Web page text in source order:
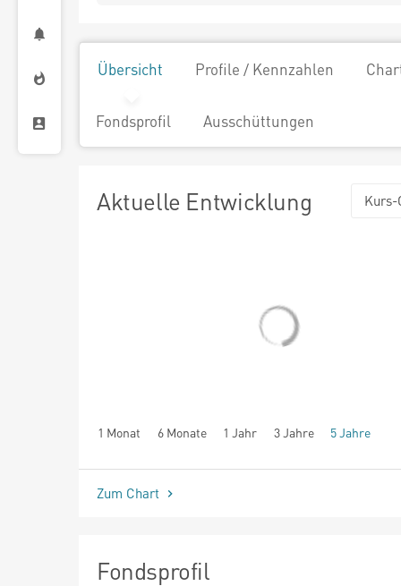
Übersicht Profile / Kennzahlen
Fondsprofil Ausschüttungen
Aktuelle Entwicklung Kurs-
1 Monat 6 Monate 1 Jahr 3 Jahre 5 Jahre
seit Beginn
Zum Chart
Fondsprofil